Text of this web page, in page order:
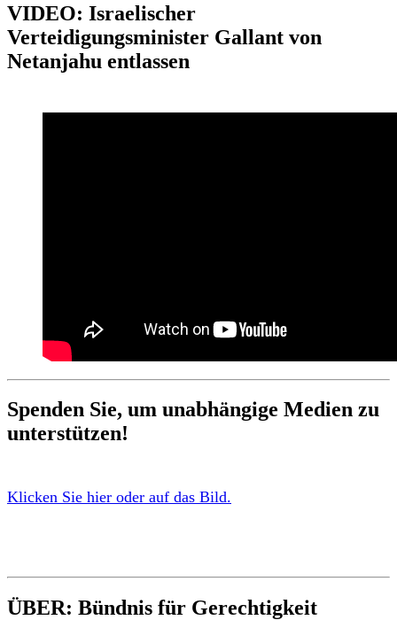
VIDEO: Israelischer
Verteidigungsminister Gallant von
Netanjahu entlassen
Spenden Sie, um unabhängige Medien zu
unterstützen!
Klicken Sie hier oder auf das Bild.
ÜBER: Bündnis für Gerechtigkeit